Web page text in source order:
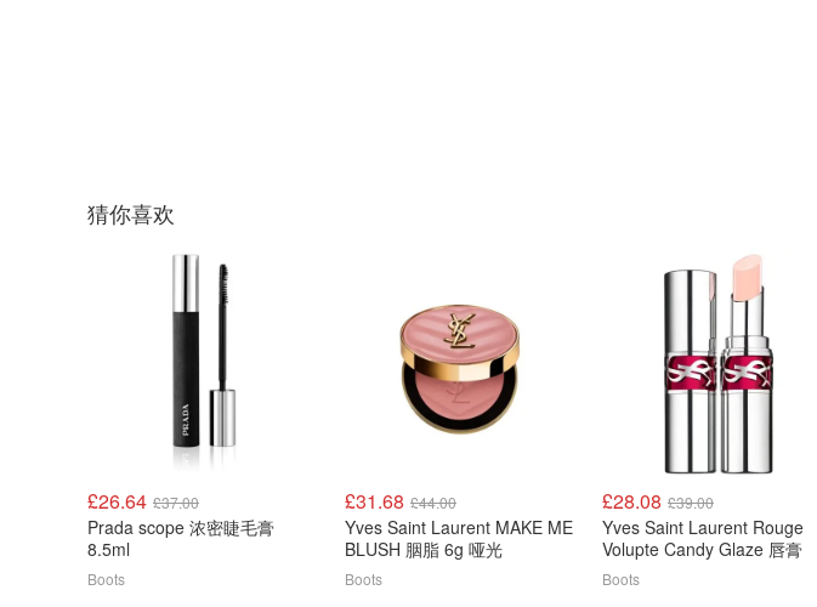
猜你喜欢
£26.64 £37.00
Prada scope 浓密睫毛膏
8.5ml
Boots
£31.68 £44.00
Yves Saint Laurent MAKE ME
BLUSH 胭脂 6g 哑光
Boots
£28.08 £39.00
Yves Saint Laurent Rouge
Volupte Candy Glaze 唇膏
Boots